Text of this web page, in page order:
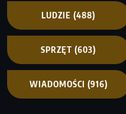
LUDZIE (488)
SPRZĘT (603)
WIADOMOŚCI (916)